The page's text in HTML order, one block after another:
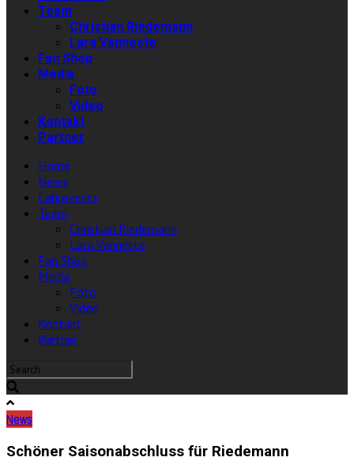
Team
Christian Riedemann
Lara Vanneste
Fan Shop
Media
Foto
Video
Kontakt
Partner
Home
News
Fahrevents
Team
Christian Riedemann
Lara Vanneste
Fan Shop
Media
Foto
Video
Kontakt
Partner
News
Schöner Saisonabschluss für Riedemann